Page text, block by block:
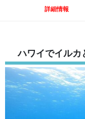
詳細情報
ハワイでイルカ